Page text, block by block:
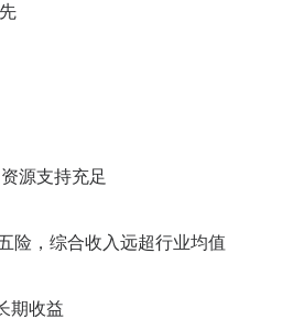
源支持充足
险，综合收入远超行业均值
期收益